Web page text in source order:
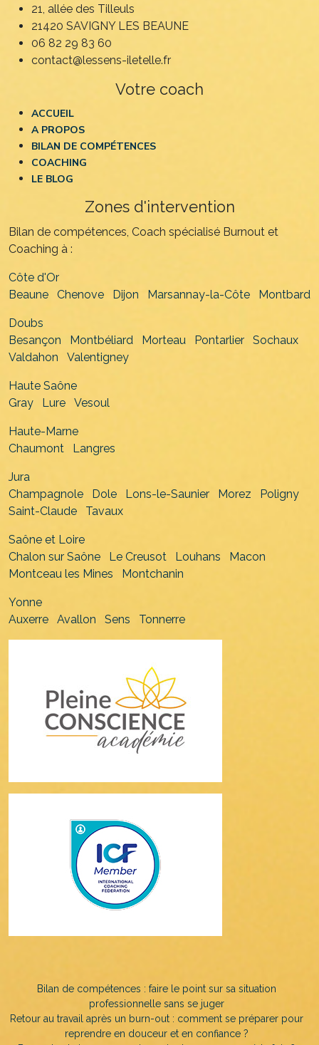
21, allée des Tilleuls
21420 SAVIGNY LES BEAUNE
06 82 29 83 60
contact@lessens-iletelle.fr
Votre coach
ACCUEIL
A PROPOS
BILAN DE COMPÉTENCES
COACHING
LE BLOG
Zones d'intervention
Bilan de compétences, Coach spécialisé Burnout et
Coaching à :
Côte d'Or
Beaune
Chenove Dijon Marsannay-la-Côte Montbard
Doubs
Besançon
Montbéliard Morteau Pontarlier
Sochaux
Valdahon
Valentigney
Haute Saône
Gray
Lure Vesoul
Haute-Marne
Chaumont
Langres
Jura
Champagnole
Dole Lons-le-Saunier Morez
Poligny
Saint-Claude
Tavaux
Saône et Loire
Chalon sur Saône
Le Creusot Louhans
Macon
Montceau les Mines
Montchanin
Yonne
Auxerre
Avallon Sens Tonnerre
Bilan de compétences : faire le point sur sa situation
professionnelle sans se juger
Retour au travail après un burn-out : comment se préparer pour
reprendre en douceur et en confiance ?